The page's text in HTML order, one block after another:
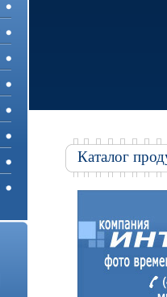
Каталог